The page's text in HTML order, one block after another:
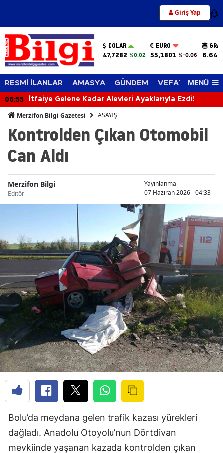
Giriş Yap 12
DOLAR
47,7282 %0.02
EURO
55,1801 %-0.06
RESMİ İLANLAR AMASYA GÜNDEM VEFAT EDENLER
MENÜ
06:55 İtfaiye Gelene Kadar Alevleri Ayaklarıyla Ezdi!
Merzifon Bilgi Gazetesi ASAYİŞ
Kontrolden Çıkan Otomobil
Can Aldı
Merzifon Bilgi
Editör
Yayınlanma
07 Haziran 2026 - 04:33
Bolu’da meydana gelen trafik kazası yürekleri
dağladı. Anadolu Otoyolu’nun Dörtdivan
mevkiinde yaşanan kazada kontrolden çıkan